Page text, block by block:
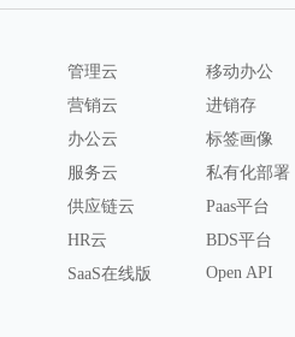
管理云
营销云
办公云
服务云
供应链云
HR云
SaaS在线版
移动办公
进销存
标签画像
私有化部署
Paas平台
BDS平台
Open API